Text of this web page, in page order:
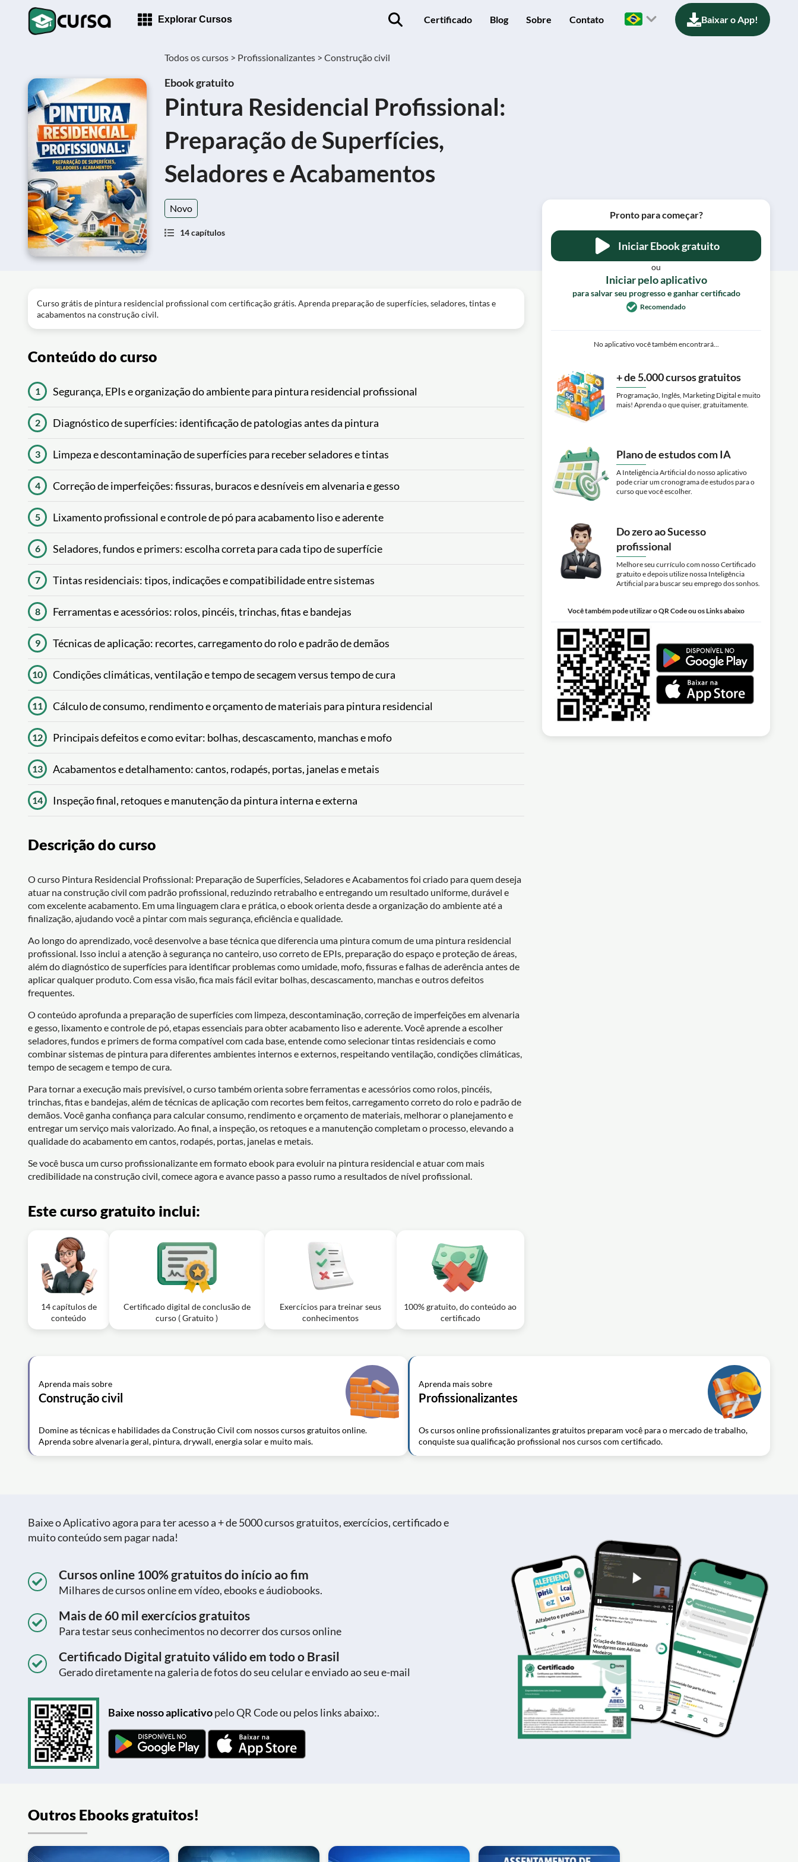
Explorar Cursos Certificado Blog Sobre Contato Baixar o App!
Todos os cursos > Profissionalizantes > Construção civil
Ebook gratuito
Pintura Residencial Profissional:
Preparação de Superfícies,
Seladores e Acabamentos
Novo
14 capítulos
Curso grátis de pintura residencial profissional com certificação grátis. Aprenda preparação de superfícies, seladores, tintas e
acabamentos na construção civil.
Conteúdo do curso
1 Segurança, EPIs e organização do ambiente para pintura residencial profissional
2 Diagnóstico de superfícies: identificação de patologias antes da pintura
3 Limpeza e descontaminação de superfícies para receber seladores e tintas
4 Correção de imperfeições: fissuras, buracos e desníveis em alvenaria e gesso
5 Lixamento profissional e controle de pó para acabamento liso e aderente
6 Seladores, fundos e primers: escolha correta para cada tipo de superfície
7 Tintas residenciais: tipos, indicações e compatibilidade entre sistemas
8 Ferramentas e acessórios: rolos, pincéis, trinchas, fitas e bandejas
9 Técnicas de aplicação: recortes, carregamento do rolo e padrão de demãos
10 Condições climáticas, ventilação e tempo de secagem versus tempo de cura
11 Cálculo de consumo, rendimento e orçamento de materiais para pintura residencial
12 Principais defeitos e como evitar: bolhas, descascamento, manchas e mofo
13 Acabamentos e detalhamento: cantos, rodapés, portas, janelas e metais
14 Inspeção final, retoques e manutenção da pintura interna e externa
Descrição do curso
O curso Pintura Residencial Profissional: Preparação de Superfícies, Seladores e Acabamentos foi criado para quem deseja
atuar na construção civil com padrão profissional, reduzindo retrabalho e entregando um resultado uniforme, durável e
com excelente acabamento. Em uma linguagem clara e prática, o ebook orienta desde a organização do ambiente até a
finalização, ajudando você a pintar com mais segurança, eficiência e qualidade.
Ao longo do aprendizado, você desenvolve a base técnica que diferencia uma pintura comum de uma pintura residencial
profissional. Isso inclui a atenção à segurança no canteiro, uso correto de EPIs, preparação do espaço e proteção de áreas,
além do diagnóstico de superfícies para identificar problemas como umidade, mofo, fissuras e falhas de aderência antes de
aplicar qualquer produto. Com essa visão, fica mais fácil evitar bolhas, descascamento, manchas e outros defeitos
frequentes.
O conteúdo aprofunda a preparação de superfícies com limpeza, descontaminação, correção de imperfeições em alvenaria
e gesso, lixamento e controle de pó, etapas essenciais para obter acabamento liso e aderente. Você aprende a escolher
seladores, fundos e primers de forma compatível com cada base, entende como selecionar tintas residenciais e como
combinar sistemas de pintura para diferentes ambientes internos e externos, respeitando ventilação, condições climáticas,
tempo de secagem e tempo de cura.
Para tornar a execução mais previsível, o curso também orienta sobre ferramentas e acessórios como rolos, pincéis,
trinchas, fitas e bandejas, além de técnicas de aplicação com recortes bem feitos, carregamento correto do rolo e padrão de
demãos. Você ganha confiança para calcular consumo, rendimento e orçamento de materiais, melhorar o planejamento e
entregar um serviço mais valorizado. Ao final, a inspeção, os retoques e a manutenção completam o processo, elevando a
qualidade do acabamento em cantos, rodapés, portas, janelas e metais.
Se você busca um curso profissionalizante em formato ebook para evoluir na pintura residencial e atuar com mais
credibilidade na construção civil, comece agora e avance passo a passo rumo a resultados de nível profissional.
Este curso gratuito inclui:
14 capítulos de
conteúdo
Certificado digital de conclusão de
curso ( Gratuito )
Exercícios para treinar seus
conhecimentos
100% gratuito, do conteúdo ao
certificado
Pronto para começar?
Iniciar Ebook gratuito
ou
Iniciar pelo aplicativo
para salvar seu progresso e ganhar certificado
Recomendado
No aplicativo você também encontrará...
+ de 5.000 cursos gratuitos
Programação, Inglês, Marketing Digital e muito
mais! Aprenda o que quiser, gratuitamente.
Plano de estudos com IA
A Inteligência Artificial do nosso aplicativo
pode criar um cronograma de estudos para o
curso que você escolher.
Do zero ao Sucesso
profissional
Melhore seu currículo com nosso Certificado
gratuito e depois utilize nossa Inteligência
Artificial para buscar seu emprego dos sonhos.
Você também pode utilizar o QR Code ou os Links abaixo
Aprenda mais sobre
Construção civil
Domine as técnicas e habilidades da Construção Civil com nossos cursos gratuitos online.
Aprenda sobre alvenaria geral, pintura, drywall, energia solar e muito mais.
Aprenda mais sobre
Profissionalizantes
Os cursos online profissionalizantes gratuitos preparam você para o mercado de trabalho,
conquiste sua qualificação profissional nos cursos com certificado.
Baixe o Aplicativo agora para ter acesso a + de 5000 cursos gratuitos, exercícios, certificado e
muito conteúdo sem pagar nada!
Cursos online 100% gratuitos do início ao fim
Milhares de cursos online em vídeo, ebooks e áudiobooks.
Mais de 60 mil exercícios gratuitos
Para testar seus conhecimentos no decorrer dos cursos online
Certificado Digital gratuito válido em todo o Brasil
Gerado diretamente na galeria de fotos do seu celular e enviado ao seu e-mail
Baixe nosso aplicativopelo QR Code ou pelos links abaixo:.
Outros Ebooks gratuitos!